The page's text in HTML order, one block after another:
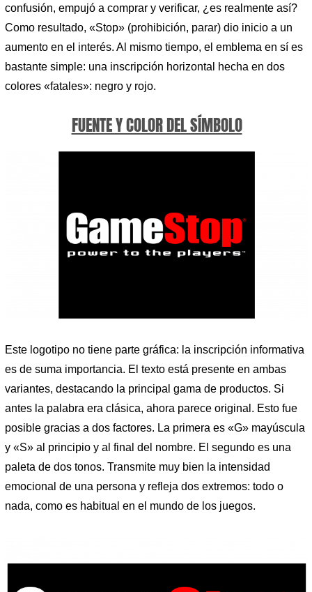
confusión, empujó a comprar y verificar, ¿es realmente así?
Como resultado, «Stop» (prohibición, parar) dio inicio a un
aumento en el interés. Al mismo tiempo, el emblema en sí es
bastante simple: una inscripción horizontal hecha en dos
colores «fatales»: negro y rojo.
FUENTE Y COLOR DEL SÍMBOLO
Este logotipo no tiene parte gráfica: la inscripción informativa
es de suma importancia. El texto está presente en ambas
variantes, destacando la principal gama de productos. Si
antes la palabra era clásica, ahora parece original. Esto fue
posible gracias a dos factores. La primera es «G» mayúscula
y «S» al principio y al final del nombre. El segundo es una
paleta de dos tonos. Transmite muy bien la intensidad
emocional de una persona y refleja dos extremos: todo o
nada, como es habitual en el mundo de los juegos.